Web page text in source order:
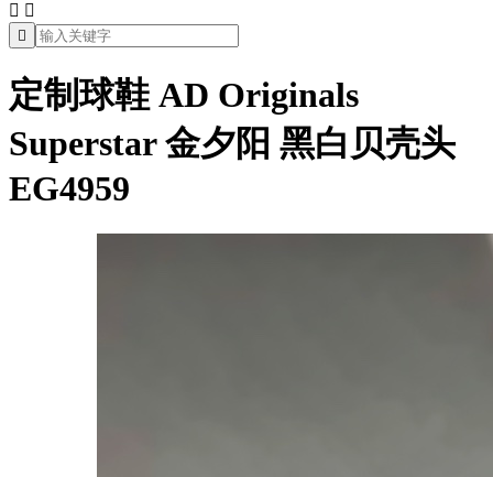
 

定制球鞋 AD Originals
Superstar 金夕阳 黑白贝壳头
EG4959